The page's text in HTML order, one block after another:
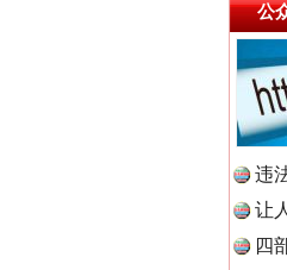
公
违
让
四